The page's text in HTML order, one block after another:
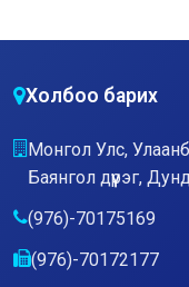
Холбоо барих
Монгол Улс,
Баянгол дүүрэг,
(976)-70175169
(976)-70172177